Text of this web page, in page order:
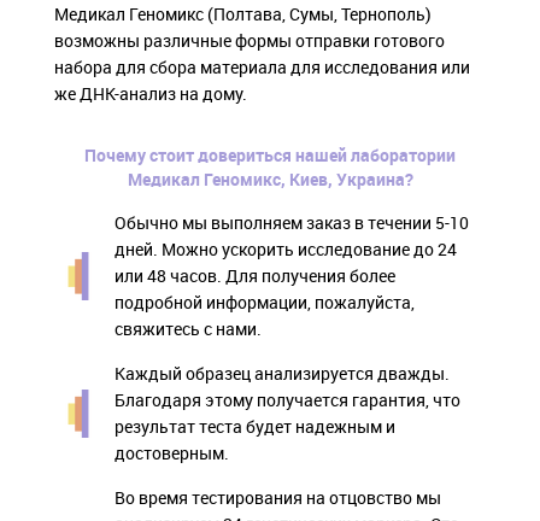
Медикал Геномикс (Полтава, Сумы, Тернополь)
возможны различные формы отправки готового
набора для сбора материала для исследования или
же ДНК-анализ на дому.
Почему стоит довериться нашей лаборатории
Медикал Геномикс, Киев, Украина?
Обычно мы выполняем заказ в течении 5-10
дней. Можно ускорить исследование до 24
или 48 часов. Для получения более
подробной информации, пожалуйста,
свяжитесь с нами.
Каждый образец анализируется дважды.
Благодаря этому получается гарантия, что
результат теста будет надежным и
достоверным.
Во время тестирования на отцовство мы